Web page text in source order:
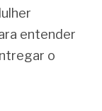
entender
o